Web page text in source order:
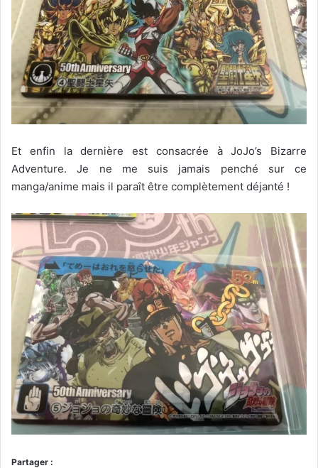
Et enfin la dernière est consacrée à JoJo’s Bizarre
Adventure. Je ne me suis jamais penché sur ce
manga/anime mais il paraît être complètement déjanté !
Partager :